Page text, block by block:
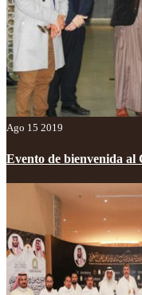
Ago 15 2019
Evento de bienvenida al